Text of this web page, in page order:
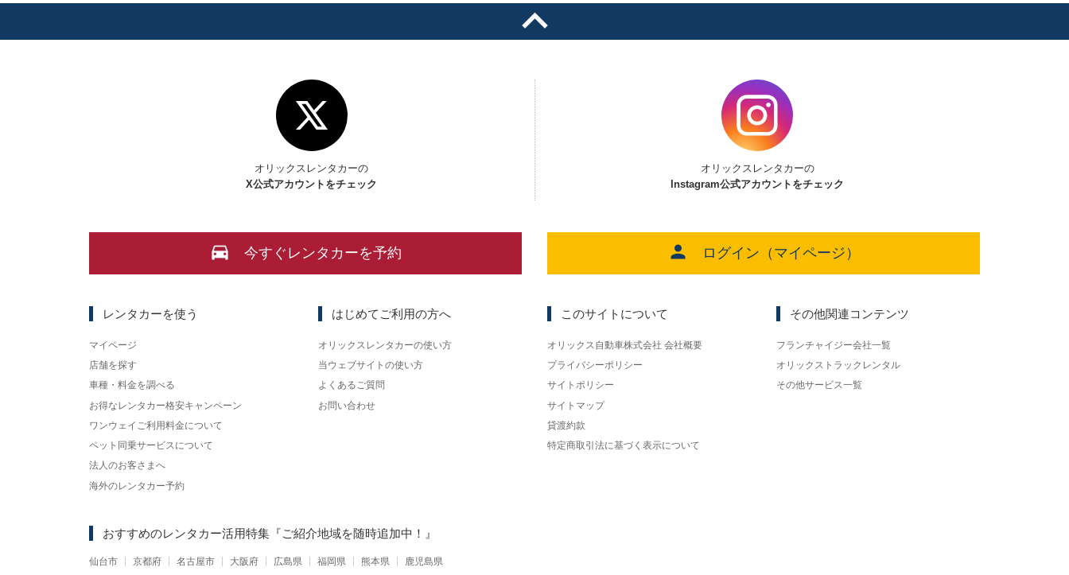
オリックスレンタカーの
X公式アカウントをチェック
オリックスレンタカーの
Instagram公式アカウントをチェック
今すぐレンタカーを予約 ログイン（マイページ）
レンタカーを使う
マイページ
店舗を探す
車種・料金を調べる
お得なレンタカー格安キャンペーン
ワンウェイご利用料金について
ペット同乗サービスについて
法人のお客さまへ
海外のレンタカー予約
はじめてご利用の方へ
オリックスレンタカーの使い方
当ウェブサイトの使い方
よくあるご質問
お問い合わせ
このサイトについて
オリックス自動車株式会社 会社概要
プライバシーポリシー
サイトポリシー
サイトマップ
貸渡約款
特定商取引法に基づく表示について
その他関連コンテンツ
フランチャイジー会社一覧
オリックストラックレンタル
その他サービス一覧
おすすめのレンタカー活用特集 『ご紹介地域を随時追加中！』
仙台市 京都府 名古屋市 大阪府 広島県 福岡県 熊本県 鹿児島県